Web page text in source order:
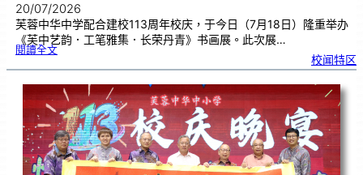
20/07/2026
芙蓉中华中学配合建校113周年校庆，于今日（7月18日）隆重举办
《芙中艺韵．工笔雅集．长荣丹青》书画展。此次展…
閱讀全文:《
艺
．
工
笔
雅
．
长
荣
丹
青
》
书
画
展
开
幕
校闻特区